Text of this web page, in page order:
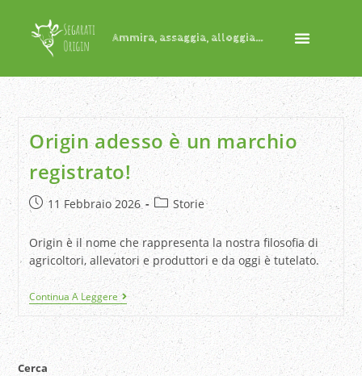
Ammira, assaggia, alloggia...
Origin adesso è un marchio
registrato!
11 Febbraio 2026 Storie
Origin è il nome che rappresenta la nostra filosofia di
agricoltori, allevatori e produttori e da oggi è tutelato.
Continua A Leggere
Cerca